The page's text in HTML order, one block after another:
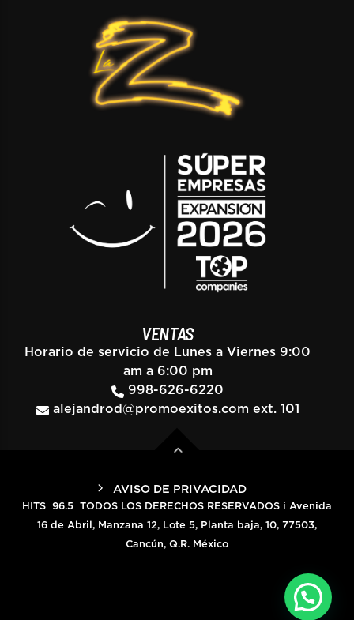
VENTAS
Horario de servicio de Lunes a Viernes 9:00
am a 6:00 pm
998-626-6220
alejandrod@promoexitos.com ext. 101
AVISO DE PRIVACIDAD
HITS 96.5 TODOS LOS DERECHOS RESERVADOS i Avenida
16 de Abril, Manzana 12, Lote 5, Planta baja, 10, 77503,
Cancún, Q.R. México